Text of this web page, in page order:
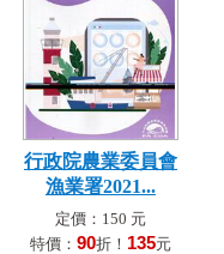
行政院農業委員會
漁業署2021...
定價：150 元
特價： 90折！ 135元